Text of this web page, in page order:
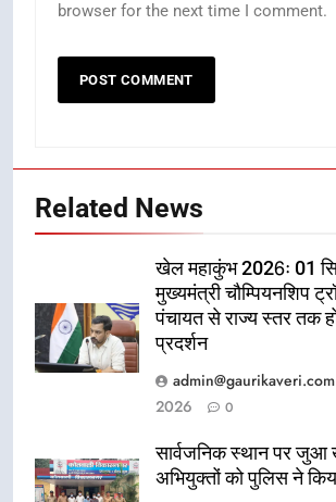
browser for the next time I comment.
Related News
खेल महाकुंभ 2026ः 01
मुख्यमंत्री चौम्पियनशिप
पंचायत से राज्य स्तर तक
प्रदर्शन
admin@gaurikaveri.com
2026
0
सार्वजनिक स्थान पर
अभियुक्तों को पुलिस ने